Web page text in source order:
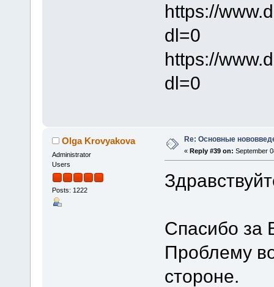
https://
dl=0
https://
dl=0
Olga Krovyakova
Administrator
Users
Posts: 1222
Re: Основные
« Reply #39 on: September
Спасибо за
Проблему
стороне.